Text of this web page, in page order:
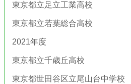
東京都立足立工業高校
東京都立若葉総合高校
2021年度
東京都立千歳丘高校
東京都世田谷区立尾山台中学校